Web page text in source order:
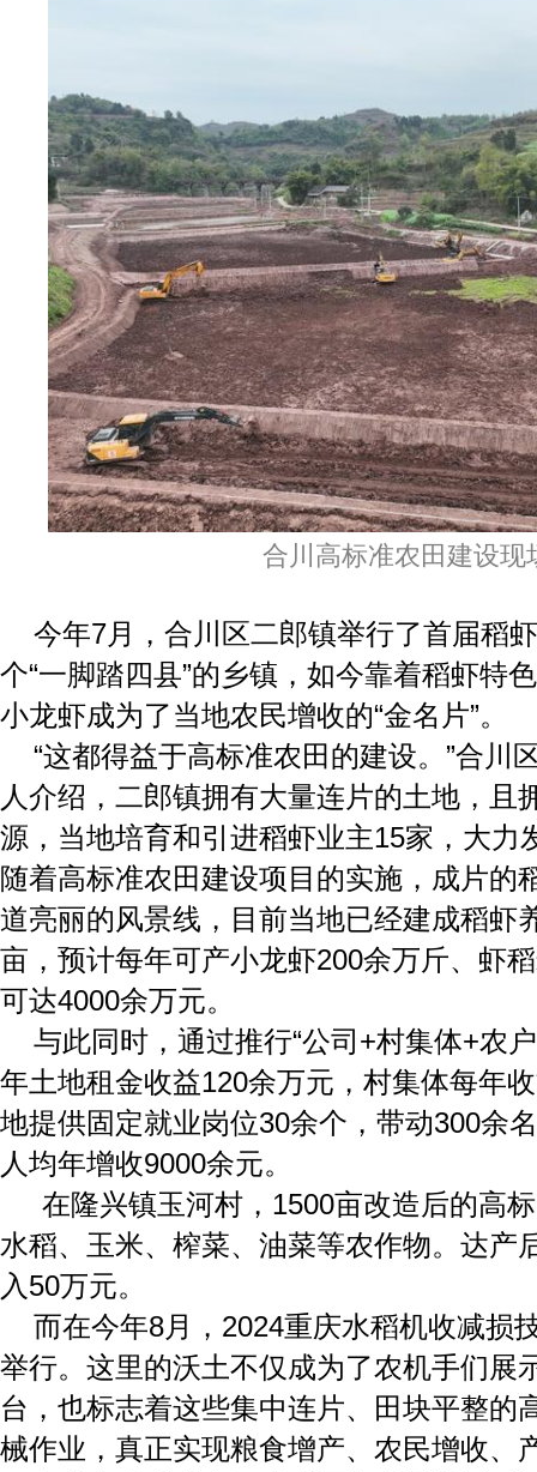
合川高标准农田建设现
今年7月，合川区二郎镇举行了首届稻
个“一脚踏四县”的乡镇，如今靠着稻虾特
小龙虾成为了当地农民增收的“金名片”。
“这都得益于高标准农田的建设。”合川
人介绍，二郎镇拥有大量连片的土地，且
源，当地培育和引进稻虾业主15家，大力
随着高标准农田建设项目的实施，成片的
道亮丽的风景线，目前当地已经建成稻虾
亩，预计每年可产小龙虾200余万斤、虾
可达4000余万元。
与此同时，通过推行“公司+村集体+农
年土地租金收益120余万元，村集体每年
地提供固定就业岗位30余个，带动300余
人均年增收9000余元。
在隆兴镇玉河村，1500亩改造后的高
水稻、玉米、榨菜、油菜等农作物。达产
入50万元。
而在今年8月，2024重庆水稻机收减损
举行。这里的沃土不仅成为了农机手们展
台，也标志着这些集中连片、田块平整的
械作业，真正实现粮食增产、农民增收、